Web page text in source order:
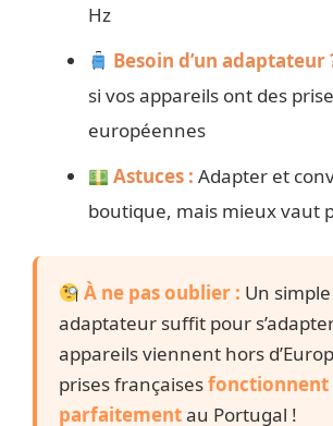
Hz
Besoin d’un adaptateur
si vos appareils ont des
européennes
Astuces : Adapter et
boutique, mais mieux vaut
À ne pas oublier : Un simple
adaptateur suffit pour
appareils viennent hors
prises françaisesfonctionnent
parfaitementau Portugal !